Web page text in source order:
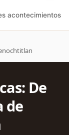
acontecimientos
De
de